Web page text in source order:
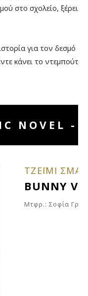
στο σχολείο, ξέρει
για τον δεσμό
κάνει το ντεμπούτο
NOVEL -
ΤΖΕΪΜΙ
BUNNY
Μτφρ.: Σοφία